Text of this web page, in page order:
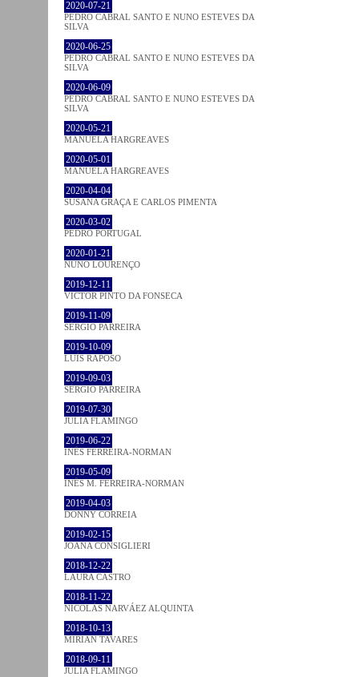
2020-07-21
PEDRO CABRAL SANTO E NUNO ESTEVES DA
SILVA
2020-06-25
PEDRO CABRAL SANTO E NUNO ESTEVES DA
SILVA
2020-06-09
PEDRO CABRAL SANTO E NUNO ESTEVES DA
SILVA
2020-05-21
MANUELA HARGREAVES
2020-05-01
MANUELA HARGREAVES
2020-04-04
SUSANA GRAÇA E CARLOS PIMENTA
2020-03-02
PEDRO PORTUGAL
2020-01-21
NUNO LOURENÇO
2019-12-11
VICTOR PINTO DA FONSECA
2019-11-09
SÉRGIO PARREIRA
2019-10-09
LUÍS RAPOSO
2019-09-03
SÉRGIO PARREIRA
2019-07-30
JULIA FLAMINGO
2019-06-22
INÊS FERREIRA-NORMAN
2019-05-09
INÊS M. FERREIRA-NORMAN
2019-04-03
DONNY CORREIA
2019-02-15
JOANA CONSIGLIERI
2018-12-22
LAURA CASTRO
2018-11-22
NICOLÁS NARVÁEZ ALQUINTA
2018-10-13
MIRIAN TAVARES
2018-09-11
JULIA FLAMINGO